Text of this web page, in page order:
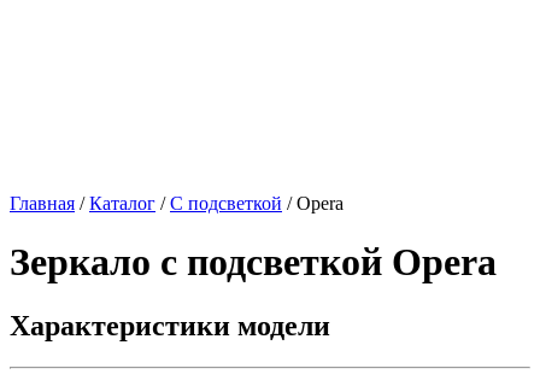
Главная /Каталог /С подсветкой /Opera
Зеркало с подсветкой Opera
Характеристики модели